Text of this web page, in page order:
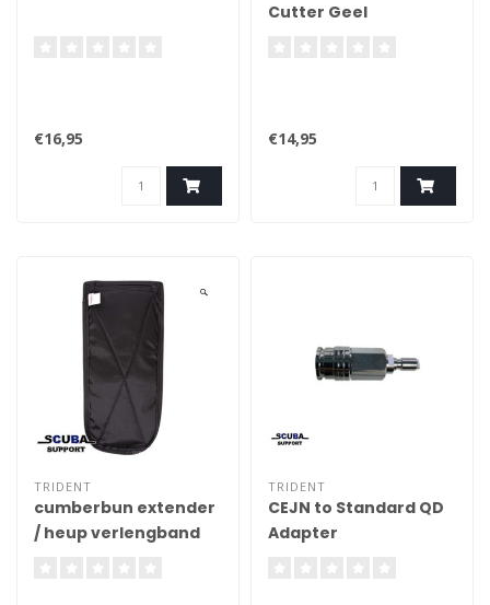
€16,95
Cutter Geel
€14,95
TRIDENT
cumberbun extender
/ heup verlengband
TRIDENT
CEJN to Standard QD
Adapter